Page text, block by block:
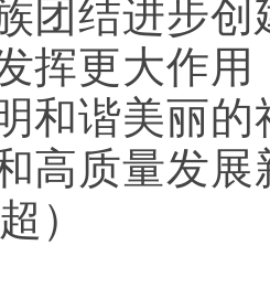
团结进步
挥更大作
和谐美丽
高质量发
）